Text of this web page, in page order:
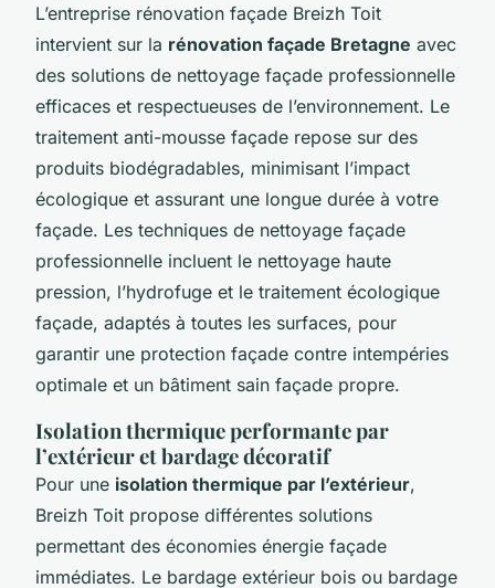
L’entreprise rénovation façade Breizh Toit
intervient sur la rénovation façade Bretagne avec
des solutions de nettoyage façade professionnelle
efficaces et respectueuses de l’environnement. Le
traitement anti-mousse façade repose sur des
produits biodégradables, minimisant l’impact
écologique et assurant une longue durée à votre
façade. Les techniques de nettoyage façade
professionnelle incluent le nettoyage haute
pression, l’hydrofuge et le traitement écologique
façade, adaptés à toutes les surfaces, pour
garantir une protection façade contre intempéries
optimale et un bâtiment sain façade propre.
Isolation thermique performante par
l’extérieur et bardage décoratif
Pour une isolation thermique par l’extérieur,
Breizh Toit propose différentes solutions
permettant des économies énergie façade
immédiates. Le bardage extérieur bois ou bardage